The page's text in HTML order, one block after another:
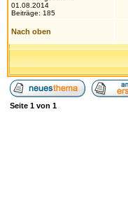
01.08.2014
Beiträge: 185
Nach oben
Seite 1 von 1